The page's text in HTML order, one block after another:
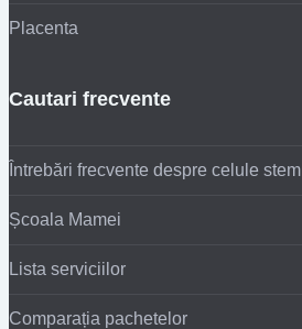
Placenta
Cautari frecvente
Întrebări frecvente despre celule stem
Școala Mamei
Lista serviciilor
Comparația pachetelor